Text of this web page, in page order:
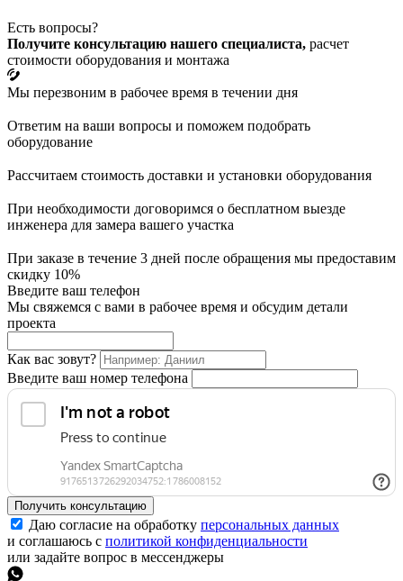
Есть вопросы?
Получите консультацию нашего специалиста, расчет
стоимости оборудования и монтажа
Мы перезвоним в рабочее время в течении дня
Ответим на ваши вопросы и поможем подобрать
оборудование
Рассчитаем стоимость доставки и установки оборудования
При необходимости договоримся о бесплатном выезде
инженера для замера вашего участка
При заказе в течение 3 дней после обращения мы предоставим
скидку 10%
Введите ваш телефон
Мы свяжемся с вами в рабочее время и обсудим детали
проекта
Как вас зовут?
Введите ваш номер телефона
Получить консультацию
Даю согласие на обработку персональных данных
и соглашаюсь с политикой конфиденциальности
или задайте вопрос в мессенджеры